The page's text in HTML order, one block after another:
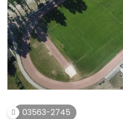
03563-2745